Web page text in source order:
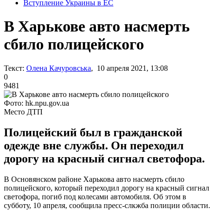
Вступление Украины в ЕС
В Харькове авто насмерть
сбило полицейского
Текст: Олена Качуровська, 10 апреля 2021, 13:08
0
9481
Фото: hk.npu.gov.ua
Место ДТП
Полицейский был в гражданской
одежде вне службы. Он переходил
дорогу на красный сигнал светофора.
В Основянском районе Харькова авто насмерть сбило
полицейского, который переходил дорогу на красный сигнал
светофора, погиб под колесами автомобиля. Об этом в
субботу, 10 апреля, сообщила пресс-слкжба полиции области.